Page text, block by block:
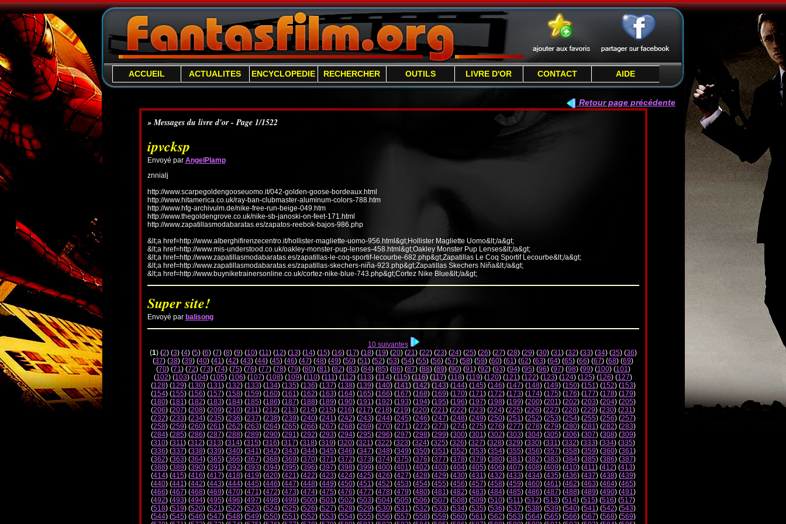
ACCUEIL ACTUALITES ENCYCLOPEDIE RECHERCHER OUTILS LIVRE D'OR CONTACT AIDE
Retour page précédente
» Messages du livre d'or - Page 1/1522
ipvcksp
Envoyé par AngelPlamp
znnialj
http://www.scarpegoldengooseuomo.it/042-golden-goose-bordeaux.html
http://www.hitamerica.co.uk/ray-ban-clubmaster-aluminum-colors-788.htm
http://www.hfg-archivulm.de/nike-free-run-beige-049.htm
http://www.thegoldengrove.co.uk/nike-sb-janoski-on-feet-171.html
http://www.zapatillasmodabaratas.es/zapatos-reebok-bajos-986.php
&lt;a href=http://www.alberghifirenzecentro.it/hollister-magliette-uomo-956.html&gt;Hollister Magliette Uomo&lt;/a&gt;
&lt;a href=http://www.mis-understood.co.uk/oakley-monster-pup-lenses-458.html&gt;Oakley Monster Pup Lenses&lt;/a&gt;
&lt;a href=http://www.zapatillasmodabaratas.es/zapatillas-le-coq-sportif-lecourbe-682.php&gt;Zapatillas Le Coq Sportif Lecourbe&lt;/a&gt;
&lt;a href=http://www.zapatillasmodabaratas.es/zapatillas-skechers-niña-923.php&gt;Zapatillas Skechers Niña&lt;/a&gt;
&lt;a href=http://www.buyniketrainersonline.co.uk/cortez-nike-blue-743.php&gt;Cortez Nike Blue&lt;/a&gt;
Super site!
Envoyé par balisong
10 suivantes
(1) (2) (3) (4) (5) (6) (7) (8) (9) (10) (11) (12) (13) (14) (15) (16) (17) (18) (19) (20) (21) (22) (23) (24) (25) (26) (27) (28) (29) (30) (31) (32) (33) (34) (35) (36)
(37) (38) (39) (40) (41) (42) (43) (44) (45) (46) (47) (48) (49) (50) (51) (52) (53) (54) (55) (56) (57) (58) (59) (60) (61) (62) (63) (64) (65) (66) (67) (68) (69)
(70) (71) (72) (73) (74) (75) (76) (77) (78) (79) (80) (81) (82) (83) (84) (85) (86) (87) (88) (89) (90) (91) (92) (93) (94) (95) (96) (97) (98) (99) (100) (101)
(102) (103) (104) (105) (106) (107) (108) (109) (110) (111) (112) (113) (114) (115) (116) (117) (118) (119) (120) (121) (122) (123) (124) (125) (126) (127)
(128) (129) (130) (131) (132) (133) (134) (135) (136) (137) (138) (139) (140) (141) (142) (143) (144) (145) (146) (147) (148) (149) (150) (151) (152) (153)
(154) (155) (156) (157) (158) (159) (160) (161) (162) (163) (164) (165) (166) (167) (168) (169) (170) (171) (172) (173) (174) (175) (176) (177) (178) (179)
(180) (181) (182) (183) (184) (185) (186) (187) (188) (189) (190) (191) (192) (193) (194) (195) (196) (197) (198) (199) (200) (201) (202) (203) (204) (205)
(206) (207) (208) (209) (210) (211) (212) (213) (214) (215) (216) (217) (218) (219) (220) (221) (222) (223) (224) (225) (226) (227) (228) (229) (230) (231)
(232) (233) (234) (235) (236) (237) (238) (239) (240) (241) (242) (243) (244) (245) (246) (247) (248) (249) (250) (251) (252) (253) (254) (255) (256) (257)
(258) (259) (260) (261) (262) (263) (264) (265) (266) (267) (268) (269) (270) (271) (272) (273) (274) (275) (276) (277) (278) (279) (280) (281) (282) (283)
(284) (285) (286) (287) (288) (289) (290) (291) (292) (293) (294) (295) (296) (297) (298) (299) (300) (301) (302) (303) (304) (305) (306) (307) (308) (309)
(310) (311) (312) (313) (314) (315) (316) (317) (318) (319) (320) (321) (322) (323) (324) (325) (326) (327) (328) (329) (330) (331) (332) (333) (334) (335)
(336) (337) (338) (339) (340) (341) (342) (343) (344) (345) (346) (347) (348) (349) (350) (351) (352) (353) (354) (355) (356) (357) (358) (359) (360) (361)
(362) (363) (364) (365) (366) (367) (368) (369) (370) (371) (372) (373) (374) (375) (376) (377) (378) (379) (380) (381) (382) (383) (384) (385) (386) (387)
(388) (389) (390) (391) (392) (393) (394) (395) (396) (397) (398) (399) (400) (401) (402) (403) (404) (405) (406) (407) (408) (409) (410) (411) (412) (413)
(414) (415) (416) (417) (418) (419) (420) (421) (422) (423) (424) (425) (426) (427) (428) (429) (430) (431) (432) (433) (434) (435) (436) (437) (438) (439)
(440) (441) (442) (443) (444) (445) (446) (447) (448) (449) (450) (451) (452) (453) (454) (455) (456) (457) (458) (459) (460) (461) (462) (463) (464) (465)
(466) (467) (468) (469) (470) (471) (472) (473) (474) (475) (476) (477) (478) (479) (480) (481) (482) (483) (484) (485) (486) (487) (488) (489) (490) (491)
(492) (493) (494) (495) (496) (497) (498) (499) (500) (501) (502) (503) (504) (505) (506) (507) (508) (509) (510) (511) (512) (513) (514) (515) (516) (517)
(518) (519) (520) (521) (522) (523) (524) (525) (526) (527) (528) (529) (530) (531) (532) (533) (534) (535) (536) (537) (538) (539) (540) (541) (542) (543)
(544) (545) (546) (547) (548) (549) (550) (551) (552) (553) (554) (555) (556) (557) (558) (559) (560) (561) (562) (563) (564) (565) (566) (567) (568) (569)